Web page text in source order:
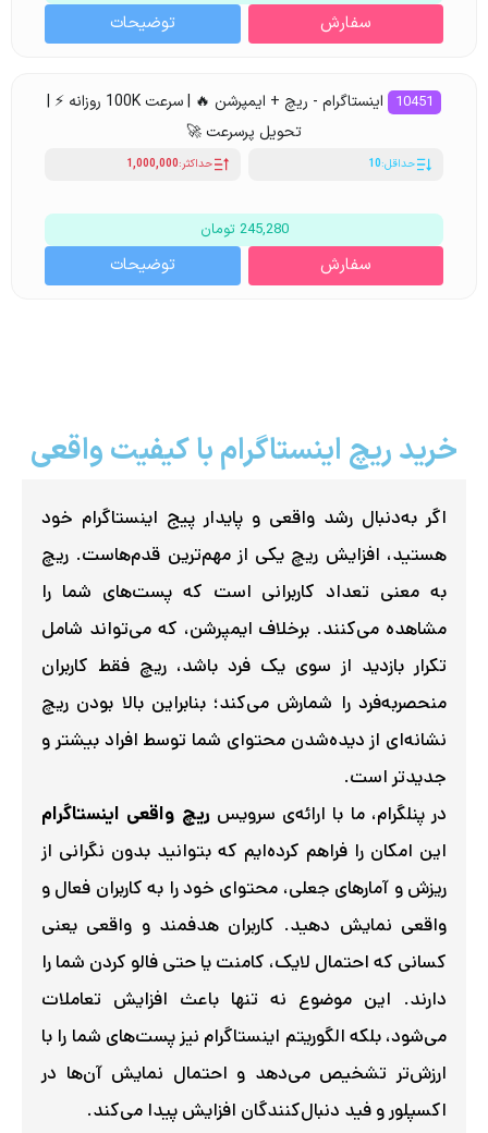
سفارش توضیحات
10451
اینستاگرام - ریچ + ایمپرشن 🔥 | سرعت 100K روزانه ⚡ |
تحویل پرسرعت 🚀
حداقل:10 حداکثر:1,000,000
245,280 تومان
سفارش توضیحات
خرید ریچ اینستاگرام با کیفیت واقعی
اگر به‌دنبال رشد واقعی و پایدار پیج اینستاگرام خود
هستید، افزایش ریچ یکی از مهم‌ترین قدم‌هاست. ریچ
به معنی تعداد کاربرانی است که پست‌های شما را
مشاهده می‌کنند. برخلاف ایمپرشن، که می‌تواند شامل
تکرار بازدید از سوی یک فرد باشد، ریچ فقط کاربران
منحصربه‌فرد را شمارش می‌کند؛ بنابراین بالا بودن ریچ
نشانه‌ای از دیده‌شدن محتوای شما توسط افراد بیشتر و
جدیدتر است.
در پنلگرام، ما با ارائه‌ی سرویسریچ واقعی اینستاگرام
این امکان را فراهم کرده‌ایم که بتوانید بدون نگرانی از
ریزش و آمارهای جعلی، محتوای خود را به کاربران فعال و
واقعی نمایش دهید. کاربران هدفمند و واقعی یعنی
کسانی که احتمال لایک، کامنت یا حتی فالو کردن شما را
دارند. این موضوع نه تنها باعث افزایش تعاملات
می‌شود، بلکه الگوریتم اینستاگرام نیز پست‌های شما را با
ارزش‌تر تشخیص می‌دهد و احتمال نمایش آن‌ها در
اکسپلور و فید دنبال‌کنندگان افزایش پیدا می‌کند.